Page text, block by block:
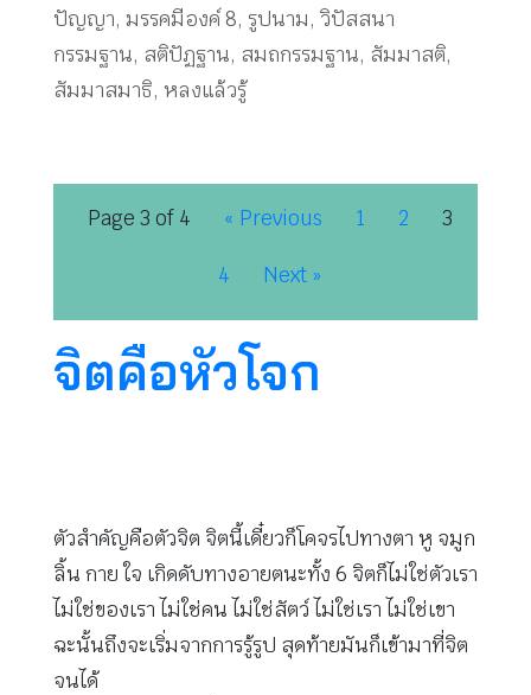
ปัญญา, มรรคมีองค์ 8, รูปนาม, วิปัสสนา
กรรมฐาน, สติปัฏฐาน, สมถกรรมฐาน, สัมมาสติ,
สัมมาสมาธิ, หลงแล้วรู้
Page 3 of 4 « Previous 1 2 3
4 Next »
จิตคือหัวโจก
ตัวสำคัญคือตัวจิต จิตนี้เดี๋ยวก็โคจรไปทางตา หู จมูก
ลิ้น กาย ใจ เกิดดับทางอายตนะทั้ง 6 จิตก็ไม่ใช่ตัวเรา
ไม่ใช่ของเรา ไม่ใช่คน ไม่ใช่สัตว์ ไม่ใช่เรา ไม่ใช่เขา
ฉะนั้นถึงจะเริ่มจากการรู้รูป สุดท้ายมันก็เข้ามาที่จิต
จนได้